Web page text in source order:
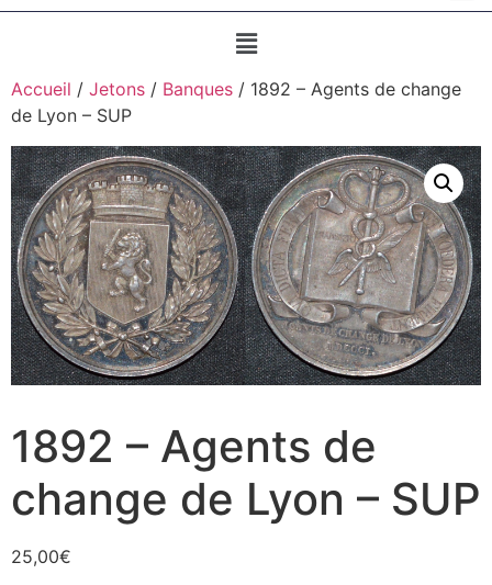
Accueil / Jetons / Banques / 1892 – Agents de change
de Lyon – SUP
1892 – Agents de
change de Lyon – SUP
25,00€